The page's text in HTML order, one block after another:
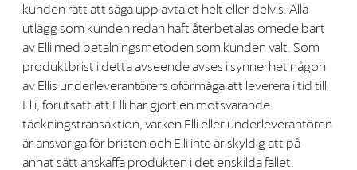
kunden rätt att säga upp avtalet helt eller delvis. Alla
utlägg som kunden redan haft återbetalas omedelbart
av Elli med betalningsmetoden som kunden valt. Som
produktbrist i detta avseende avses i synnerhet någon
av Ellis underleverantörers oförmåga att leverera i tid till
Elli, förutsatt att Elli har gjort en motsvarande
täckningstransaktion, varken Elli eller underleverantören
är ansvariga för bristen och Elli inte är skyldig att på
annat sätt anskaffa produkten i det enskilda fallet.